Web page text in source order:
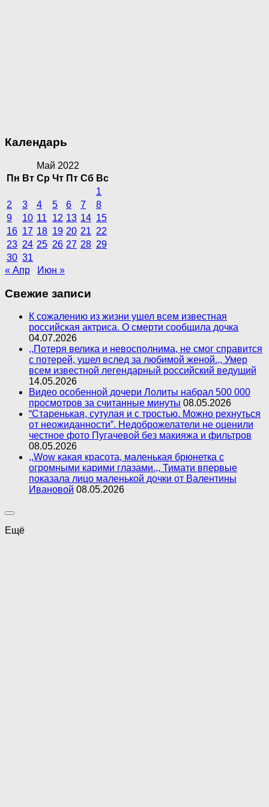
Календарь
Май 2022
Пн Вт Ср Чт Пт Сб Вс
1
2
3 4 5 6 7
8
9
10 11 12 13 14 15
16 17 18 19 20 21 22
23 24 25 26 27 28 29
30 31
« Апр
Июн »
Свежие записи
К сожалению из жизни ушел всем известная
российская актриса. О смерти сообщила дочка
04.07.2026
,,Потеря велика и невосполнима, не смог справится
с потерей, ушел вслед за любимой женой.,, Умер
всем известной легендарный российский ведущий
14.05.2026
Видео особенной дочери Лолиты набрал 500 000
просмотров за считанные минуты 08.05.2026
“Старенькая, сутулая и с тростью. Можно рехнуться
от неожиданности”. Недоброжелатели не оценили
честное фото Пугачевой без макияжа и фильтров
08.05.2026
,,Wow какая красота, маленькая брюнетка с
огромными карими глазами.,, Тимати впервые
показала лицо маленькой дочки от Валентины
Ивановой 08.05.2026
Ещё